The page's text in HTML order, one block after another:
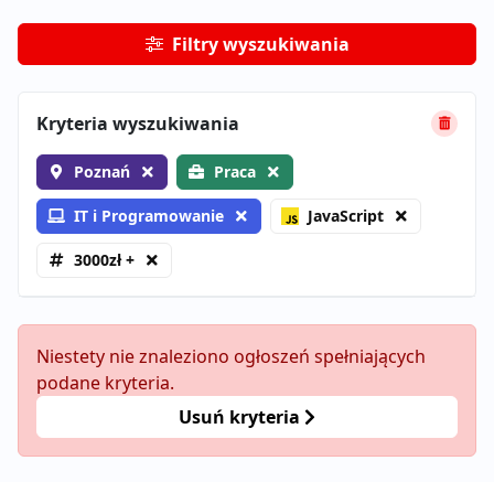
Filtry wyszukiwania
Kryteria wyszukiwania
Poznań Praca
IT i Programowanie JavaScript
3000zł +
Niestety nie znaleziono ogłoszeń spełniających
podane kryteria.
Usuń kryteria